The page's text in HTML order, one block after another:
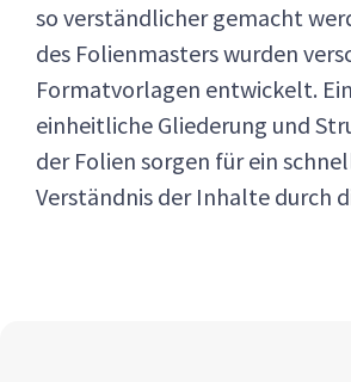
so verständlicher gemacht
des Folienmasters wurden
Formatvorlagen entwickelt.
einheitliche Gliederung und
der Folien sorgen für ein
Verständnis der Inhalte durch